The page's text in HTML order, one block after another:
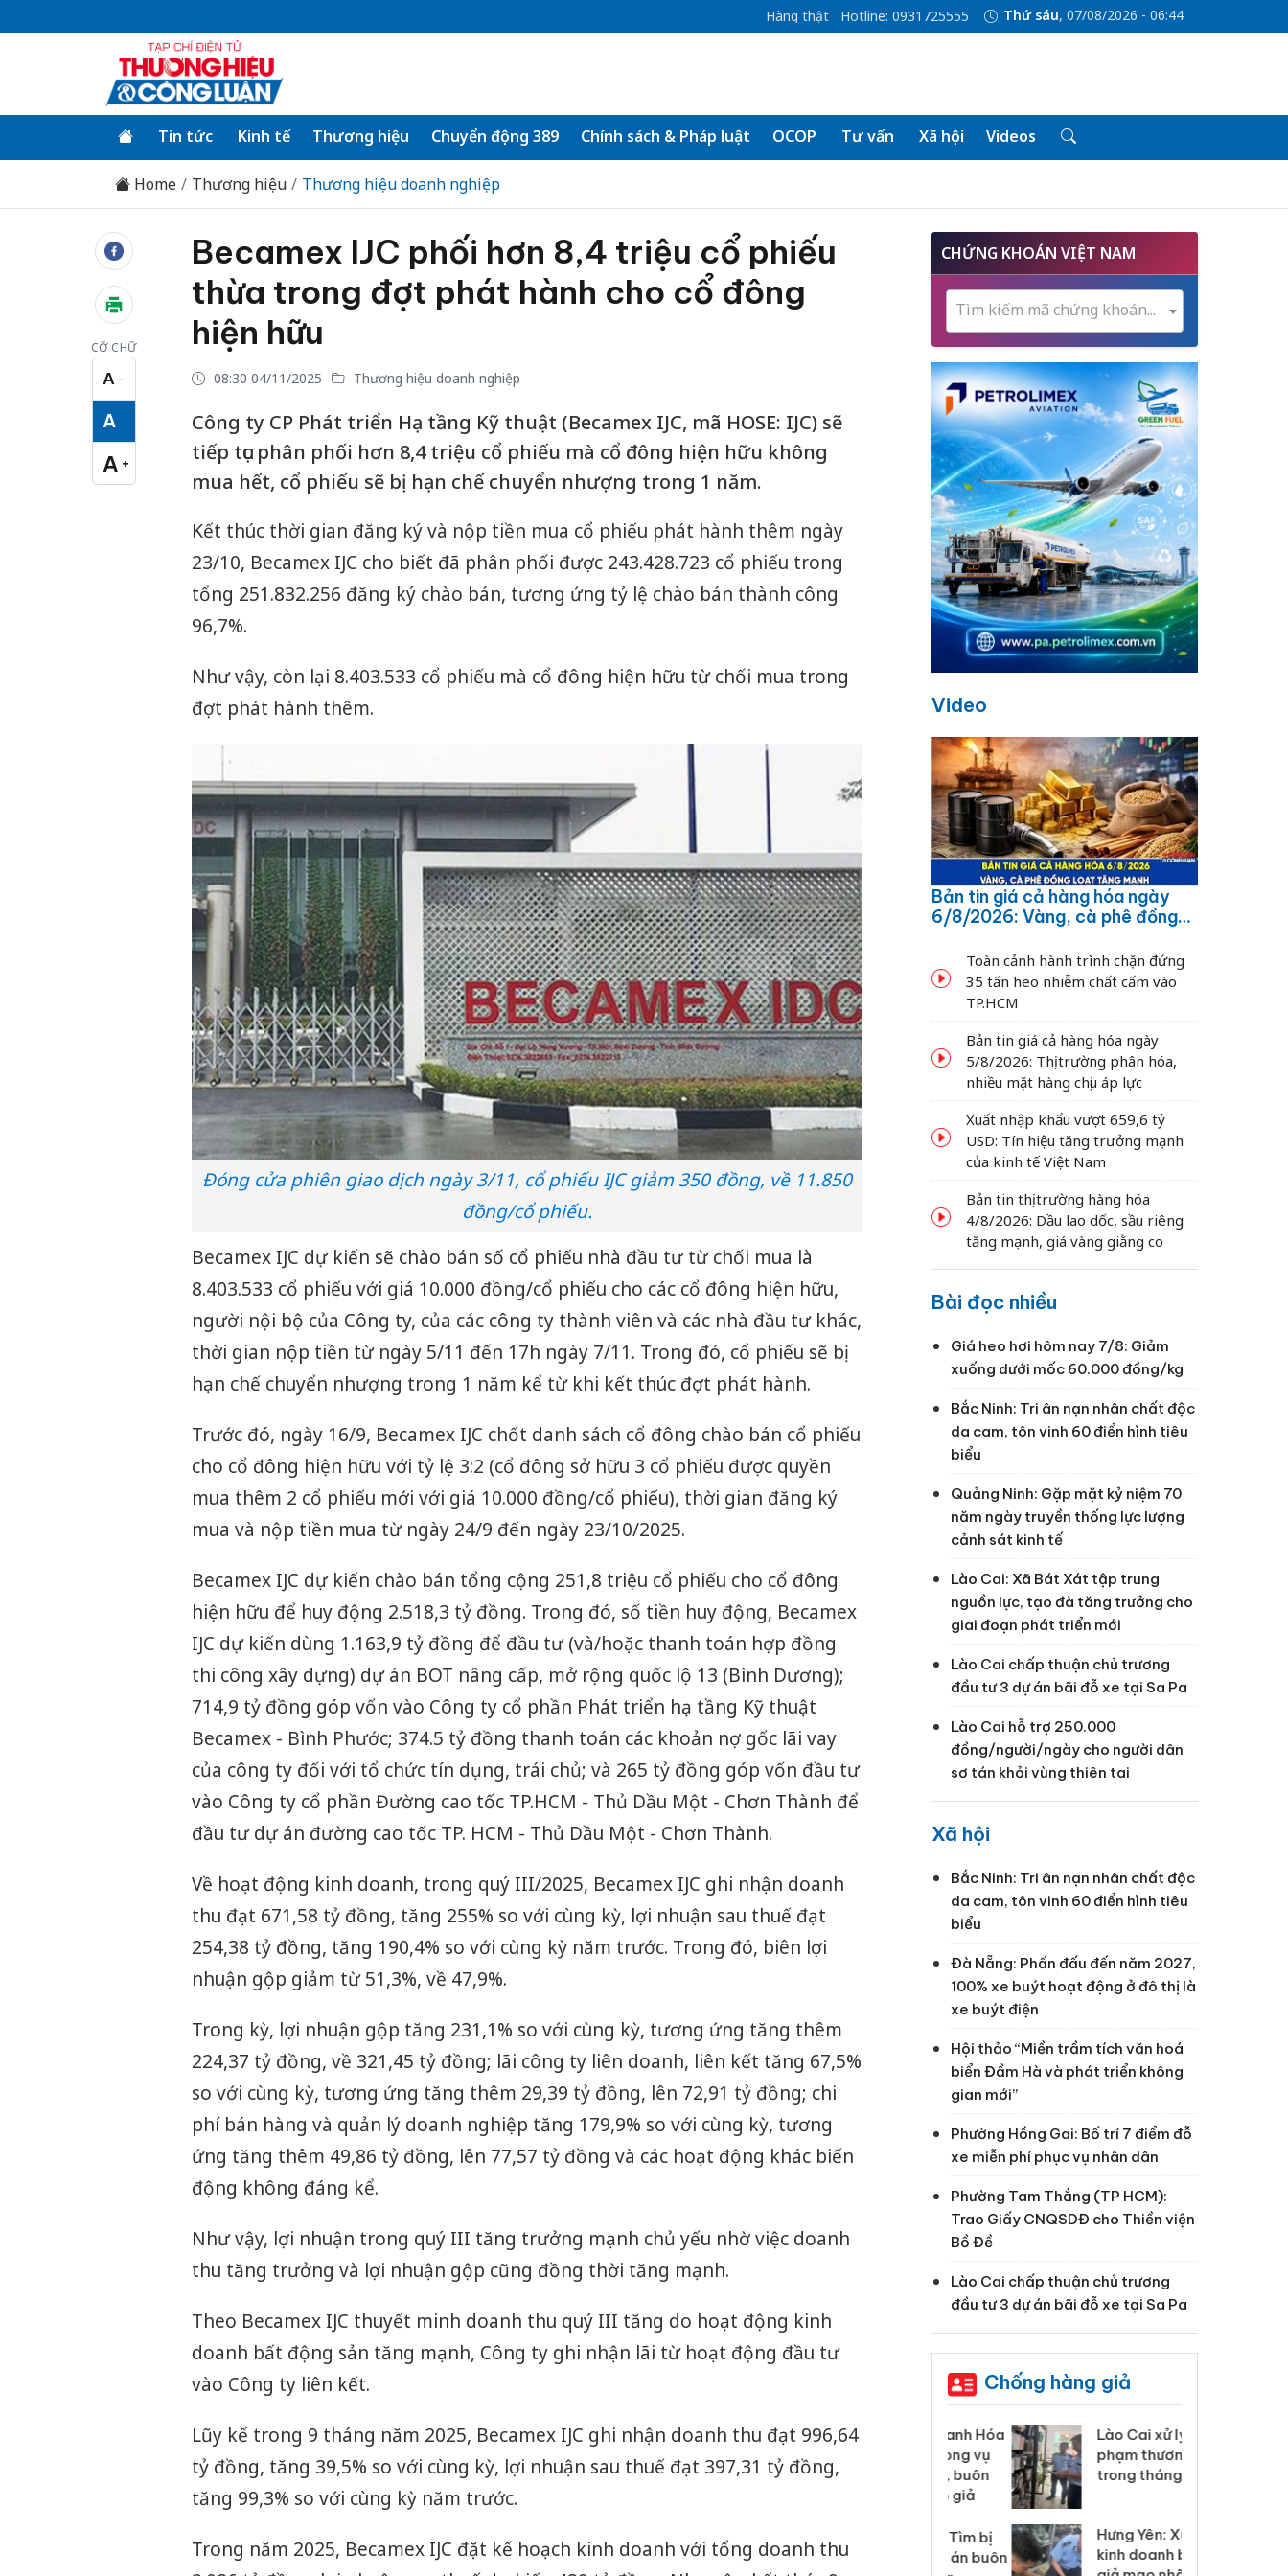
Hàng thật Hotline: 0931725555 Thứ sáu, 07/08/2026 - 06:44
Tin tức Kinh tế Thương hiệu Chuyển động 389 Chính sách & Pháp luật OCOP Tư vấn Xã hội Videos
Home Thương hiệu Thương hiệu doanh nghiệp
CỠ CHỮ
A −
Cỡ chữ nhỏ
A
Cỡ chữ vừa
A +
Cỡ chữ lớn
Becamex IJC phối hơn 8,4 triệu cổ phiếu
thừa trong đợt phát hành cho cổ đông
hiện hữu
08:30 04/11/2025 Thương hiệu doanh nghiệp
Công ty CP Phát triển Hạ tầng Kỹ thuật (Becamex IJC, mã HOSE: IJC) sẽ
tiếp tục phân phối hơn 8,4 triệu cổ phiếu mà cổ đông hiện hữu không
mua hết, cổ phiếu sẽ bị hạn chế chuyển nhượng trong 1 năm.
Kết thúc thời gian đăng ký và nộp tiền mua cổ phiếu phát hành thêm ngày
23/10, Becamex IJC cho biết đã phân phối được 243.428.723 cổ phiếu trong
tổng 251.832.256 đăng ký chào bán, tương ứng tỷ lệ chào bán thành công
96,7%.
Như vậy, còn lại 8.403.533 cổ phiếu mà cổ đông hiện hữu từ chối mua trong
đợt phát hành thêm.
Đóng cửa phiên giao dịch ngày 3/11, cổ phiếu IJC giảm 350 đồng, về 11.850
đồng/cổ phiếu.
Becamex IJC dự kiến sẽ chào bán số cổ phiếu nhà đầu tư từ chối mua là
8.403.533 cổ phiếu với giá 10.000 đồng/cổ phiếu cho các cổ đông hiện hữu,
người nội bộ của Công ty, của các công ty thành viên và các nhà đầu tư khác,
thời gian nộp tiền từ ngày 5/11 đến 17h ngày 7/11. Trong đó, cổ phiếu sẽ bị
hạn chế chuyển nhượng trong 1 năm kể từ khi kết thúc đợt phát hành.
Trước đó, ngày 16/9, Becamex IJC chốt danh sách cổ đông chào bán cổ phiếu
cho cổ đông hiện hữu với tỷ lệ 3:2 (cổ đông sở hữu 3 cổ phiếu được quyền
mua thêm 2 cổ phiếu mới với giá 10.000 đồng/cổ phiếu), thời gian đăng ký
mua và nộp tiền mua từ ngày 24/9 đến ngày 23/10/2025.
Becamex IJC dự kiến chào bán tổng cộng 251,8 triệu cổ phiếu cho cổ đông
hiện hữu để huy động 2.518,3 tỷ đồng. Trong đó, số tiền huy động, Becamex
IJC dự kiến dùng 1.163,9 tỷ đồng để đầu tư (và/hoặc thanh toán hợp đồng
thi công xây dựng) dự án BOT nâng cấp, mở rộng quốc lộ 13 (Bình Dương);
714,9 tỷ đồng góp vốn vào Công ty cổ phần Phát triển hạ tầng Kỹ thuật
Becamex - Bình Phước; 374.5 tỷ đồng thanh toán các khoản nợ gốc lãi vay
của công ty đối với tổ chức tín dụng, trái chủ; và 265 tỷ đồng góp vốn đầu tư
vào Công ty cổ phần Đường cao tốc TP.HCM - Thủ Dầu Một - Chơn Thành để
đầu tư dự án đường cao tốc TP. HCM - Thủ Dầu Một - Chơn Thành.
Về hoạt động kinh doanh, trong quý III/2025, Becamex IJC ghi nhận doanh
thu đạt 671,58 tỷ đồng, tăng 255% so với cùng kỳ, lợi nhuận sau thuế đạt
254,38 tỷ đồng, tăng 190,4% so với cùng kỳ năm trước. Trong đó, biên lợi
nhuận gộp giảm từ 51,3%, về 47,9%.
Trong kỳ, lợi nhuận gộp tăng 231,1% so với cùng kỳ, tương ứng tăng thêm
224,37 tỷ đồng, về 321,45 tỷ đồng; lãi công ty liên doanh, liên kết tăng 67,5%
so với cùng kỳ, tương ứng tăng thêm 29,39 tỷ đồng, lên 72,91 tỷ đồng; chi
phí bán hàng và quản lý doanh nghiệp tăng 179,9% so với cùng kỳ, tương
ứng tăng thêm 49,86 tỷ đồng, lên 77,57 tỷ đồng và các hoạt động khác biến
động không đáng kể.
Như vậy, lợi nhuận trong quý III tăng trưởng mạnh chủ yếu nhờ việc doanh
thu tăng trưởng và lợi nhuận gộp cũng đồng thời tăng mạnh.
Theo Becamex IJC thuyết minh doanh thu quý III tăng do hoạt động kinh
doanh bất động sản tăng mạnh, Công ty ghi nhận lãi từ hoạt động đầu tư
vào Công ty liên kết.
Lũy kế trong 9 tháng năm 2025, Becamex IJC ghi nhận doanh thu đạt 996,64
tỷ đồng, tăng 39,5% so với cùng kỳ, lợi nhuận sau thuế đạt 397,31 tỷ đồng,
tăng 99,3% so với cùng kỳ năm trước.
Trong năm 2025, Becamex IJC đặt kế hoạch kinh doanh với tổng doanh thu
CHỨNG KHOÁN VIỆT NAM
Tìm kiếm mã chứng khoán...
Video
Bản tin giá cả hàng hóa ngày
6/8/2026: Vàng, cà phê đồng
Toàn cảnh hành trình chặn đứng
35 tấn heo nhiễm chất cấm vào
TP.HCM
Bản tin giá cả hàng hóa ngày
5/8/2026: Thị trường phân hóa,
nhiều mặt hàng chịu áp lực
Xuất nhập khẩu vượt 659,6 tỷ
USD: Tín hiệu tăng trưởng mạnh
của kinh tế Việt Nam
Bản tin thị trường hàng hóa
4/8/2026: Dầu lao dốc, sầu riêng
tăng mạnh, giá vàng giằng co
Bài đọc nhiều
Giá heo hơi hôm nay 7/8: Giảm
xuống dưới mốc 60.000 đồng/kg
Bắc Ninh: Tri ân nạn nhân chất độc
da cam, tôn vinh 60 điển hình tiêu
biểu
Quảng Ninh: Gặp mặt kỷ niệm 70
năm ngày truyền thống lực lượng
cảnh sát kinh tế
Lào Cai: Xã Bát Xát tập trung
nguồn lực, tạo đà tăng trưởng cho
giai đoạn phát triển mới
Lào Cai chấp thuận chủ trương
đầu tư 3 dự án bãi đỗ xe tại Sa Pa
Lào Cai hỗ trợ 250.000
đồng/người/ngày cho người dân
sơ tán khỏi vùng thiên tai
Xã hội
Bắc Ninh: Tri ân nạn nhân chất độc
da cam, tôn vinh 60 điển hình tiêu
biểu
Đà Nẵng: Phấn đấu đến năm 2027,
100% xe buýt hoạt động ở đô thị là
xe buýt điện
Hội thảo “Miền trầm tích văn hoá
biển Đầm Hà và phát triển không
gian mới”
Phường Hồng Gai: Bố trí 7 điểm đỗ
xe miễn phí phục vụ nhân dân
Phường Tam Thắng (TP HCM):
Trao Giấy CNQSDĐ cho Thiền viện
Bồ Đề
Lào Cai chấp thuận chủ trương
đầu tư 3 dự án bãi đỗ xe tại Sa Pa
Chống hàng giả
Công an Thanh Hóa
tìm bị hại trong vụ
án sản xuất, buôn
Thanh Hóa: Tìm bị
hại trong vụ án buôn
Lào Cai xử lý 83 vụ vi
phạm thương mại
trong tháng 7
Hưng Yên: Xử lý 6 hộ
kinh doanh bán hàng